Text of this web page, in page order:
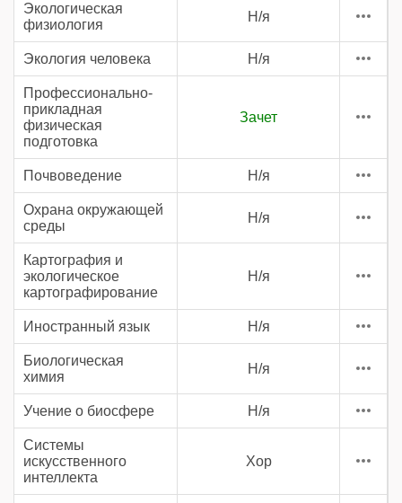
Экологическая
физиология
Н/я
Экология человека Н/я
Профессионально-
прикладная
физическая
подготовка
Зачет
Почвоведение Н/я
Охрана окружающей
среды
Н/я
Картография и
экологическое
картографирование
Н/я
Иностранный язык Н/я
Биологическая
химия
Н/я
Учение о биосфере Н/я
Системы
искусственного
интеллекта
Хор